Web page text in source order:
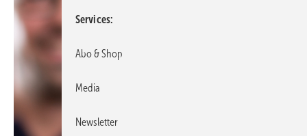
Services
Abo & Shop
Media
Newsletter